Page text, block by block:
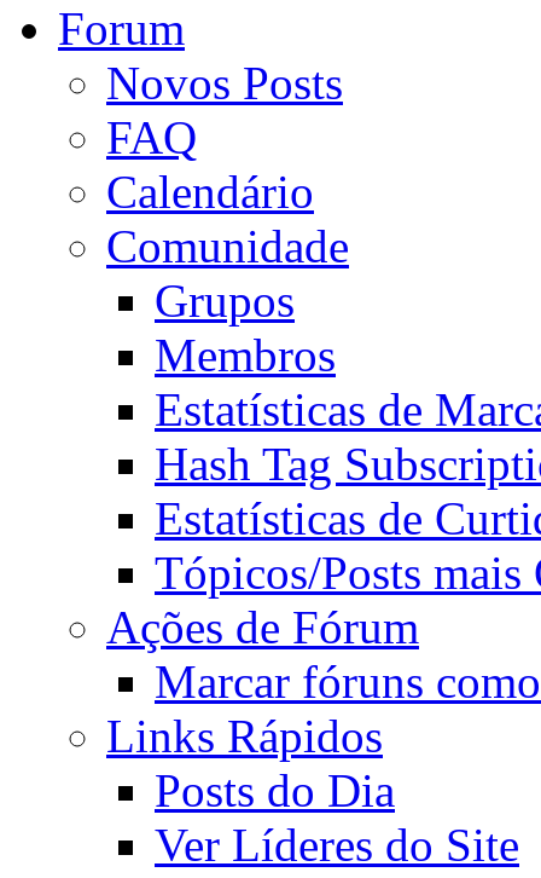
Forum
Novos Posts
FAQ
Calendário
Comunidade
Grupos
Membros
Estatísticas de
Hash Tag
Estatísticas de
Tópicos/Posts mais
Ações de Fórum
Marcar fóruns
Links Rápidos
Posts do Dia
Ver Líderes do Site